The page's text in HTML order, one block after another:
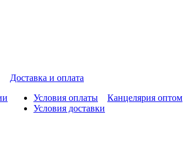
Доставка и оплата
Условия оплаты
Условия доставки
Канцелярия оптом